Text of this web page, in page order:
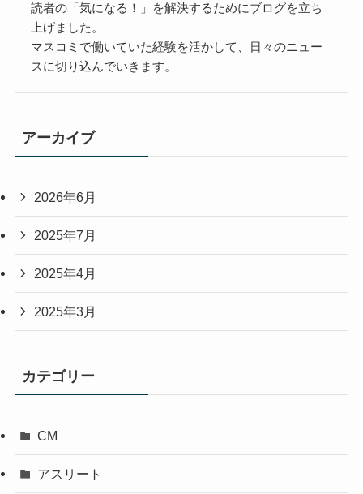
読者の「気になる！」を解決するためにブログを立ち
上げました。
マスコミで働いていた経験を活かして、日々のニュー
スに切り込んでいきます。
アーカイブ
2026年6月
2025年7月
2025年4月
2025年3月
カテゴリー
CM
アスリート